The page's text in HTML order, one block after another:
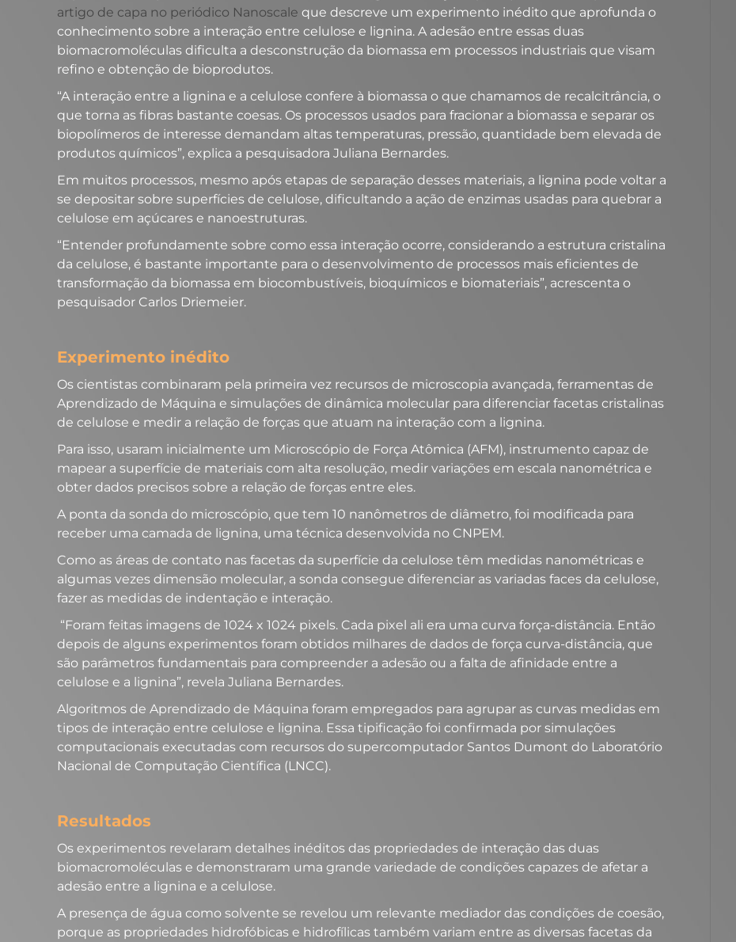
artigo de capa no periódico Nanoscale que descreve um experimento inédito que aprofunda o
conhecimento sobre a interação entre celulose e lignina. A adesão entre essas duas
biomacromoléculas dificulta a desconstrução da biomassa em processos industriais que visam
refino e obtenção de bioprodutos.
“A interação entre a lignina e a celulose confere à biomassa o que chamamos de recalcitrância, o
que torna as fibras bastante coesas. Os processos usados para fracionar a biomassa e separar os
biopolímeros de interesse demandam altas temperaturas, pressão, quantidade bem elevada de
produtos químicos”, explica a pesquisadora Juliana Bernardes.
Em muitos processos, mesmo após etapas de separação desses materiais, a lignina pode voltar a
se depositar sobre superfícies de celulose, dificultando a ação de enzimas usadas para quebrar a
celulose em açúcares e nanoestruturas.
“Entender profundamente sobre como essa interação ocorre, considerando a estrutura cristalina
da celulose, é bastante importante para o desenvolvimento de processos mais eficientes de
transformação da biomassa em biocombustíveis, bioquímicos e biomateriais”, acrescenta o
pesquisador Carlos Driemeier.
Experimento inédito
Os cientistas combinaram pela primeira vez recursos de microscopia avançada, ferramentas de
Aprendizado de Máquina e simulações de dinâmica molecular para diferenciar facetas cristalinas
de celulose e medir a relação de forças que atuam na interação com a lignina.
Para isso, usaram inicialmente um Microscópio de Força Atômica (AFM), instrumento capaz de
mapear a superfície de materiais com alta resolução, medir variações em escala nanométrica e
obter dados precisos sobre a relação de forças entre eles.
A ponta da sonda do microscópio, que tem 10 nanômetros de diâmetro, foi modificada para
receber uma camada de lignina, uma técnica desenvolvida no CNPEM.
Como as áreas de contato nas facetas da superfície da celulose têm medidas nanométricas e
algumas vezes dimensão molecular, a sonda consegue diferenciar as variadas faces da celulose,
fazer as medidas de indentação e interação.
“Foram feitas imagens de 1024 x 1024 pixels. Cada pixel ali era uma curva força-distância. Então
depois de alguns experimentos foram obtidos milhares de dados de força curva-distância, que
são parâmetros fundamentais para compreender a adesão ou a falta de afinidade entre a
celulose e a lignina”, revela Juliana Bernardes.
Algoritmos de Aprendizado de Máquina foram empregados para agrupar as curvas medidas em
tipos de interação entre celulose e lignina. Essa tipificação foi confirmada por simulações
computacionais executadas com recursos do supercomputador Santos Dumont do Laboratório
Nacional de Computação Científica (LNCC).
Resultados
Os experimentos revelaram detalhes inéditos das propriedades de interação das duas
biomacromoléculas e demonstraram uma grande variedade de condições capazes de afetar a
adesão entre a lignina e a celulose.
A presença de água como solvente se revelou um relevante mediador das condições de coesão,
porque as propriedades hidrofóbicas e hidrofílicas também variam entre as diversas facetas da